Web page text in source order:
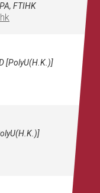
FTIHK
[PolyU(H.K.)]